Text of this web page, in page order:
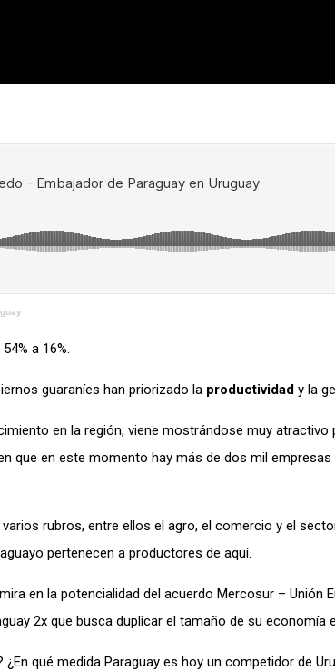
a 16%.
guaraníes han priorizado la productividad y la
en la región, viene mostrándose muy atractivo
que en este momento hay más de dos mil
rubros, entre ellos el agro, el comercio y el
pertenecen a productores de aquí.
en la potencialidad del acuerdo Mercosur – Unión
2x que busca duplicar el tamaño de su economía
qué medida Paraguay es hoy un competidor de